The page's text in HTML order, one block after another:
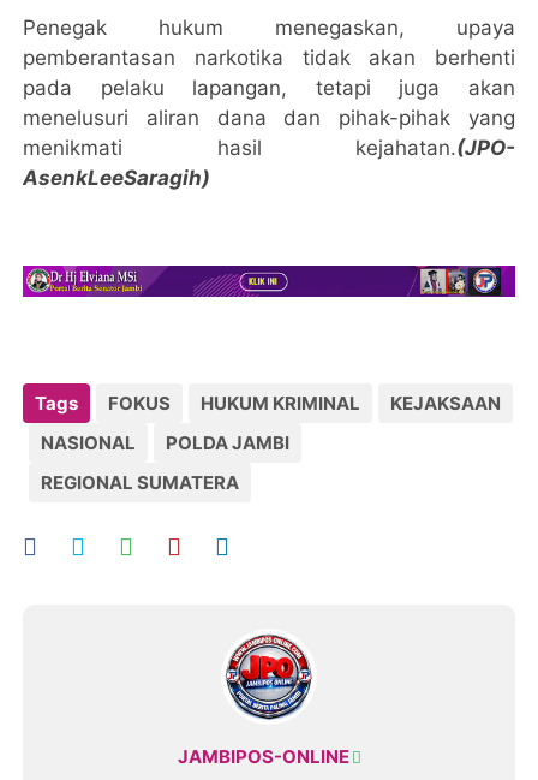
Penegak hukum menegaskan, upaya
pemberantasan narkotika tidak akan berhenti
pada pelaku lapangan, tetapi juga akan
menelusuri aliran dana dan pihak-pihak yang
menikmati hasil kejahatan.(JPO-
AsenkLeeSaragih)
Tags FOKUS HUKUM KRIMINAL
KEJAKSAAN
NASIONAL
POLDA JAMBI
REGIONAL SUMATERA
JAMBIPOS-ONLINE